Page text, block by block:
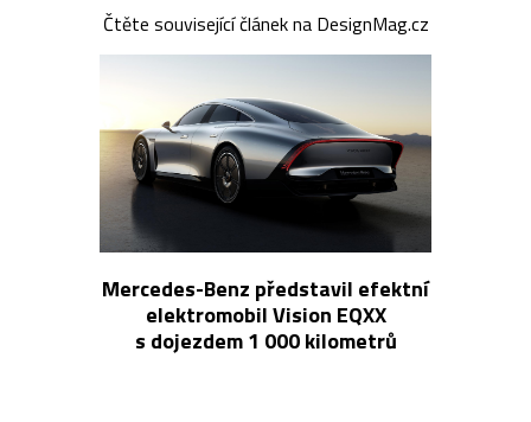
Čtěte související článek na DesignMag.cz
Mercedes-Benz představil efektní
elektromobil Vision EQXX
s dojezdem 1 000 kilometrů